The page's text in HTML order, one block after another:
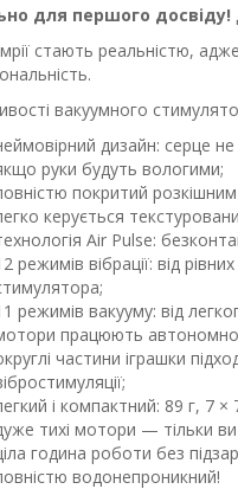
для першого досвіду!
мрії стають реальністю,
вакуумного
дизайн: серце
руки будуть вологими;
покритий
керується
Air Pulse:
режимів вібрації: від
режимів вакууму: від
працюють автономно,
частини іграшки
і компактний: 89 г, 7
тихі мотори — тільки
година роботи без
водонепроникний!